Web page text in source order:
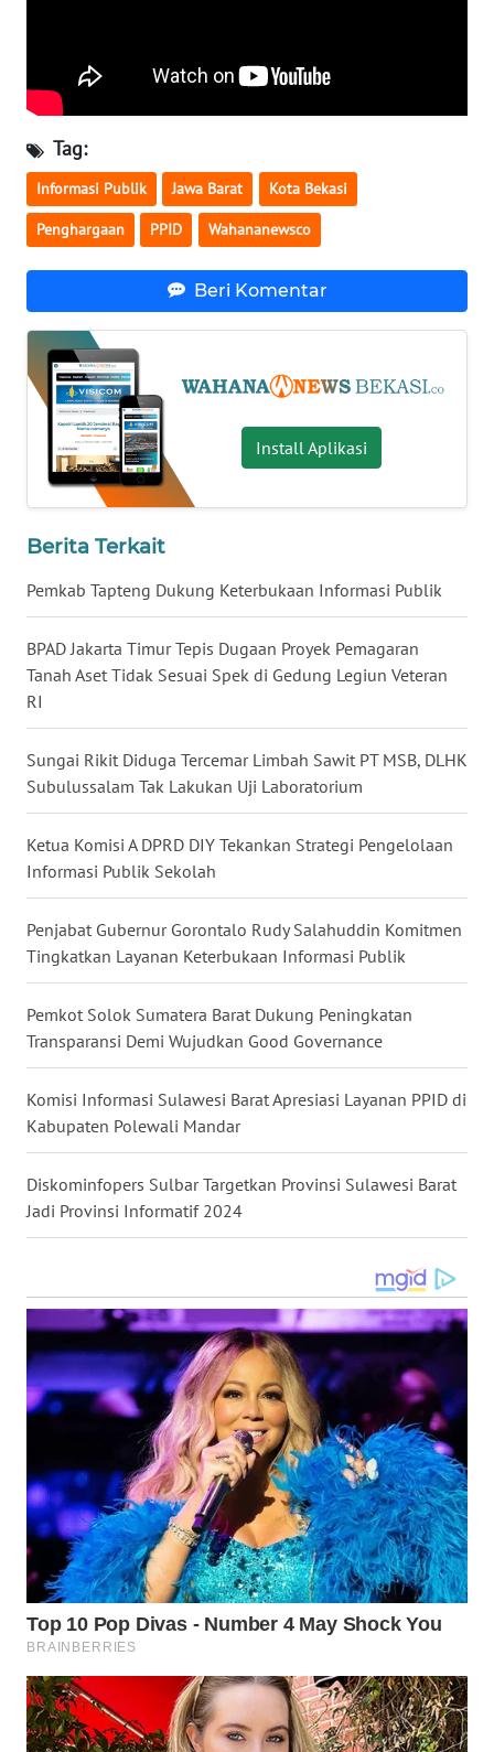
Tag:
Informasi Publik Jawa Barat Kota Bekasi
Penghargaan PPID Wahananewsco
Beri Komentar
Install Aplikasi
Berita Terkait
Pemkab Tapteng Dukung Keterbukaan Informasi Publik
BPAD Jakarta Timur Tepis Dugaan Proyek Pemagaran
Tanah Aset Tidak Sesuai Spek di Gedung Legiun Veteran
RI
Sungai Rikit Diduga Tercemar Limbah Sawit PT MSB, DLHK
Subulussalam Tak Lakukan Uji Laboratorium
Ketua Komisi A DPRD DIY Tekankan Strategi Pengelolaan
Informasi Publik Sekolah
Penjabat Gubernur Gorontalo Rudy Salahuddin Komitmen
Tingkatkan Layanan Keterbukaan Informasi Publik
Pemkot Solok Sumatera Barat Dukung Peningkatan
Transparansi Demi Wujudkan Good Governance
Komisi Informasi Sulawesi Barat Apresiasi Layanan PPID di
Kabupaten Polewali Mandar
Diskominfopers Sulbar Targetkan Provinsi Sulawesi Barat
Jadi Provinsi Informatif 2024
KALTARA
KALSEL
WN
KALTIM
WN
GORONTALO
WN
SULUT
WN
WN
MALUT
DAIRI
WN
DANAU
WN
SELATAN
WN
TANJUNG
LESUNG
WN
SIMALUNGUN
LABUHANBATU
WN
TAPANULI
TENGAH
WN DELI
SERDANG
WN
TEBING
TINGGI